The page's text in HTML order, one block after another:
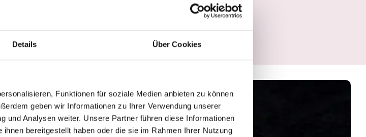
Details Über Cookies
Funktionen für soziale Medien anbieten zu können
geben wir Informationen zu Ihrer Verwendung unserer
und Analysen weiter. Unsere Partner führen diese Informationen
bereitgestellt haben oder die sie im Rahmen Ihrer Nutzung